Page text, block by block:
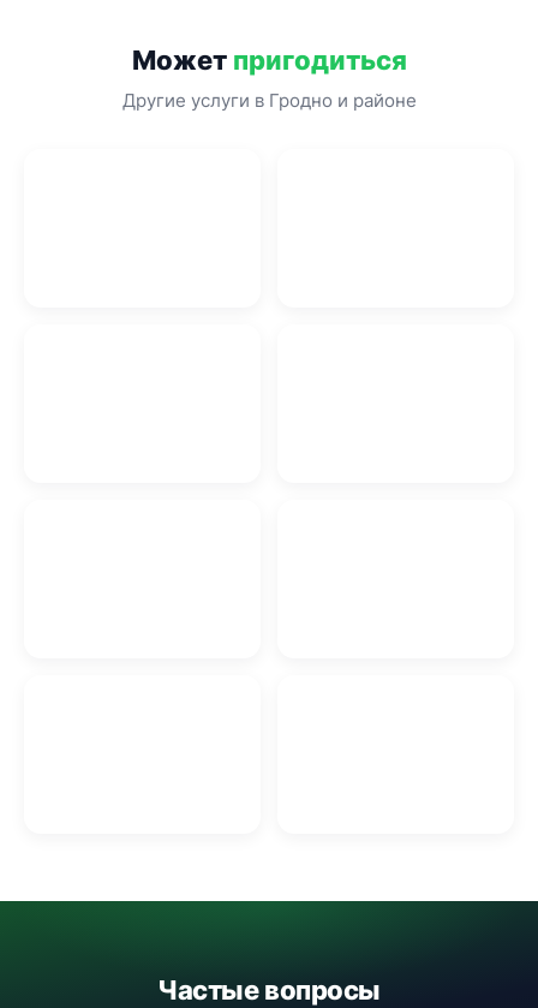
Может пригодиться
Другие услуги в Гродно и районе
Частые вопросы